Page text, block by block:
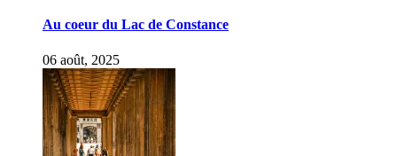
Au coeur du Lac de Constance
06 août, 2025